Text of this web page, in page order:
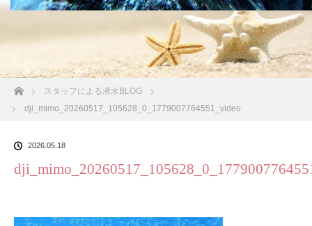
ホームスタッフによる潜水BLOG
dji_mimo_20260517_105628_0_1779007764551_video
2026.05.18